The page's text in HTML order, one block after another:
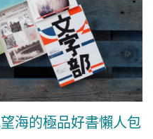
海的極品好書懶人包